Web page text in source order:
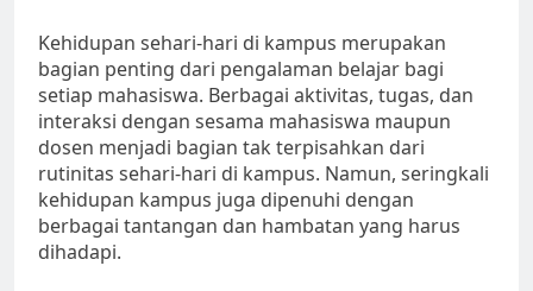
Kehidupan sehari-hari di kampus merupakan
bagian penting dari pengalaman belajar bagi
setiap mahasiswa. Berbagai aktivitas, tugas, dan
interaksi dengan sesama mahasiswa maupun
dosen menjadi bagian tak terpisahkan dari
rutinitas sehari-hari di kampus. Namun, seringkali
kehidupan kampus juga dipenuhi dengan
berbagai tantangan dan hambatan yang harus
dihadapi.